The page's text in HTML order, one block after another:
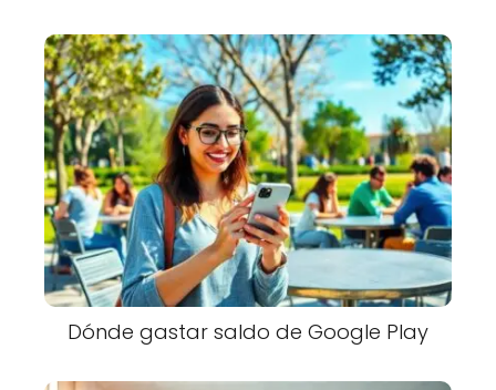
Dónde gastar saldo de Google Play